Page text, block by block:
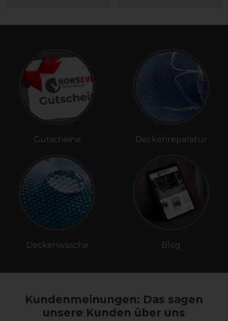
Gutscheine
Deckenwäsche
Deckenreparatur
Blog
Kundenmeinungen: Das sagen
unsere Kunden über uns